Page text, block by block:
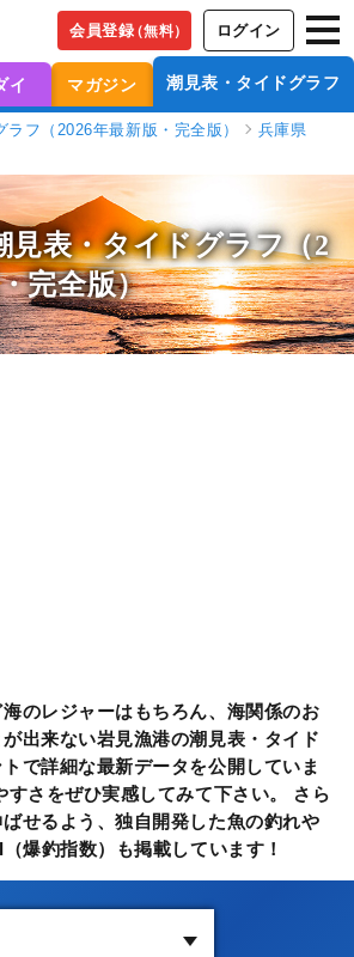
会員登録（無料） ログイン
イ マガジン 潮見表・タイドグラフ
フ（2026年最新版・完全版）
兵庫県
見表・タイドグラフ（2
完全版）
のレジャーはもちろん、海関係のお
出来ない岩見漁港の潮見表・タイド
で詳細な最新データを公開していま
すさをぜひ実感してみて下さい。 さら
せるよう、独自開発した魚の釣れや
爆釣指数）も掲載しています！